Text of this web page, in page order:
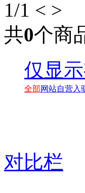
1/1 < >
共0个商
仅显
全部网站自营入
对比栏